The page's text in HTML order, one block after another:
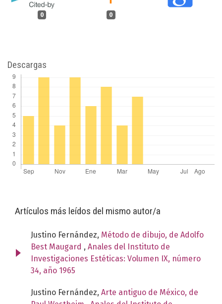
0 0
Descargas
Artículos más leídos del mismo autor/a
Justino Fernández, Método de dibujo, de Adolfo
Best Maugard , Anales del Instituto de
Investigaciones Estéticas: Volumen IX, número
34, año 1965
Justino Fernández, Arte antiguo de México, de